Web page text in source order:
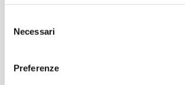
delNecessari
Preferenze